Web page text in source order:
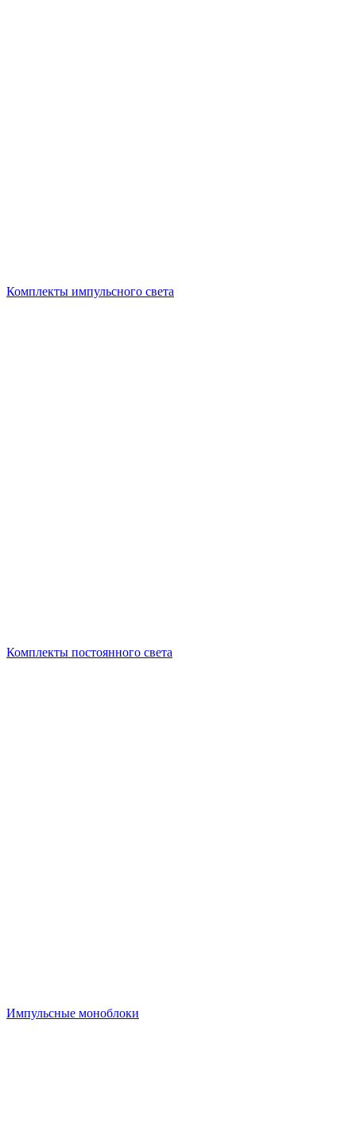
Комплекты импульсного света
Комплекты постоянного света
Импульсные моноблоки